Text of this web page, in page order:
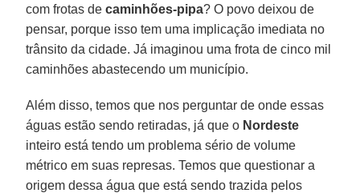
com frotas decaminhões-pipa? O povo deixou de
pensar, porque isso tem uma implicação imediata no
trânsito da cidade. Já imaginou uma frota de cinco mil
caminhões abastecendo um município.
Além disso, temos que nos perguntar de onde essas
águas estão sendo retiradas, já que o Nordeste
inteiro está tendo um problema sério de volume
métrico em suas represas. Temos que questionar a
origem dessa água que está sendo trazida pelos